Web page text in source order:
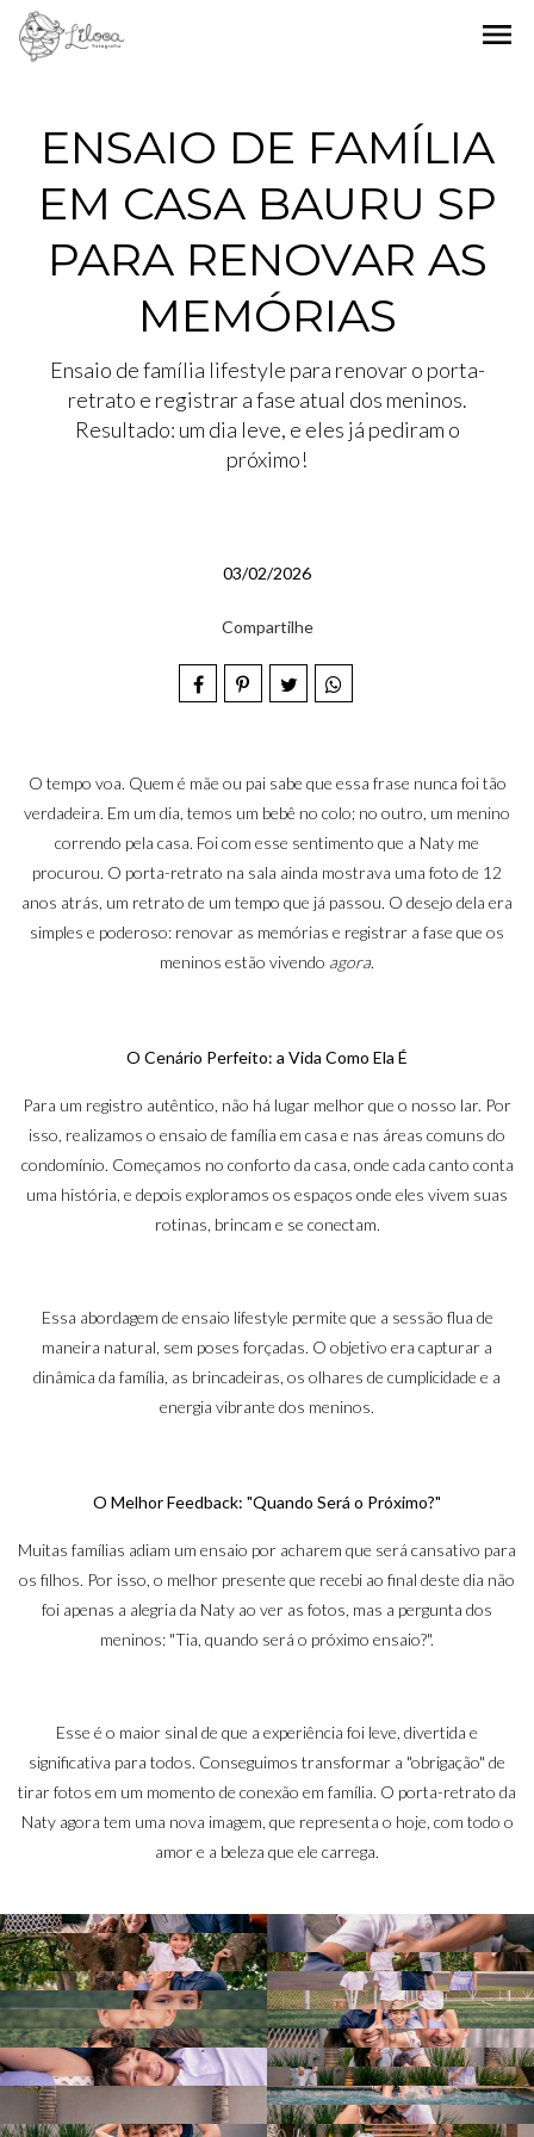
menu
ENSAIO DE FAMÍLIA
EM CASA BAURU SP
PARA RENOVAR AS
MEMÓRIAS
Ensaio de família lifestyle para renovar o porta-
retrato e registrar a fase atual dos meninos.
Resultado: um dia leve, e eles já pediram o
próximo!
03/02/2026
Compartilhe
O tempo voa. Quem é mãe ou pai sabe que essa frase nunca foi tão
verdadeira. Em um dia, temos um bebê no colo; no outro, um menino
correndo pela casa. Foi com esse sentimento que a Naty me
procurou. O porta-retrato na sala ainda mostrava uma foto de 12
anos atrás, um retrato de um tempo que já passou. O desejo dela era
simples e poderoso: renovar as memórias e registrar a fase que os
meninos estão vivendo agora.
O Cenário Perfeito: a Vida Como Ela É
Para um registro autêntico, não há lugar melhor que o nosso lar. Por
isso, realizamos o ensaio de família em casa e nas áreas comuns do
condomínio. Começamos no conforto da casa, onde cada canto conta
uma história, e depois exploramos os espaços onde eles vivem suas
rotinas, brincam e se conectam.
Essa abordagem de ensaio lifestyle permite que a sessão flua de
maneira natural, sem poses forçadas. O objetivo era capturar a
dinâmica da família, as brincadeiras, os olhares de cumplicidade e a
energia vibrante dos meninos.
O Melhor Feedback: "Quando Será o Próximo?"
Muitas famílias adiam um ensaio por acharem que será cansativo para
os filhos. Por isso, o melhor presente que recebi ao final deste dia não
foi apenas a alegria da Naty ao ver as fotos, mas a pergunta dos
meninos: "Tia, quando será o próximo ensaio?".
Esse é o maior sinal de que a experiência foi leve, divertida e
significativa para todos. Conseguimos transformar a "obrigação" de
tirar fotos em um momento de conexão em família. O porta-retrato da
Naty agora tem uma nova imagem, que representa o hoje, com todo o
amor e a beleza que ele carrega.